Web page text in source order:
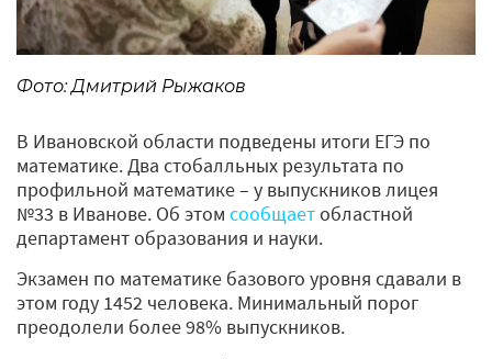
Фото: Дмитрий Рыжаков
В Ивановской области подведены итоги ЕГЭ по
математике. Два стобалльных результата по
профильной математике – у выпускников лицея
№33 в Иванове. Об этом сообщаетобластной
департамент образования и науки.
Экзамен по математике базового уровня сдавали в
этом году 1452 человека. Минимальный порог
преодолели более 98% выпускников.